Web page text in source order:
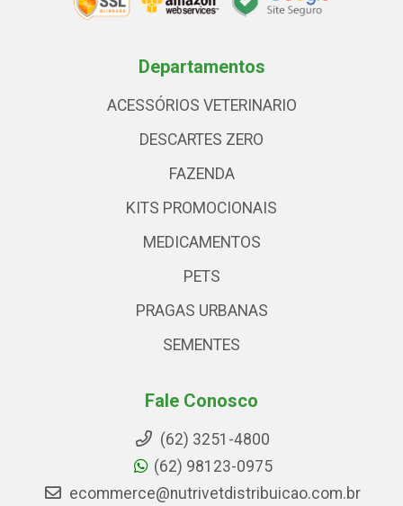
Departamentos
ACESSÓRIOS VETERINARIO
DESCARTES ZERO
FAZENDA
KITS PROMOCIONAIS
MEDICAMENTOS
PETS
PRAGAS URBANAS
SEMENTES
Fale Conosco
(62) 3251-4800
(62) 98123-0975
ecommerce@nutrivetdistribuicao.com.br